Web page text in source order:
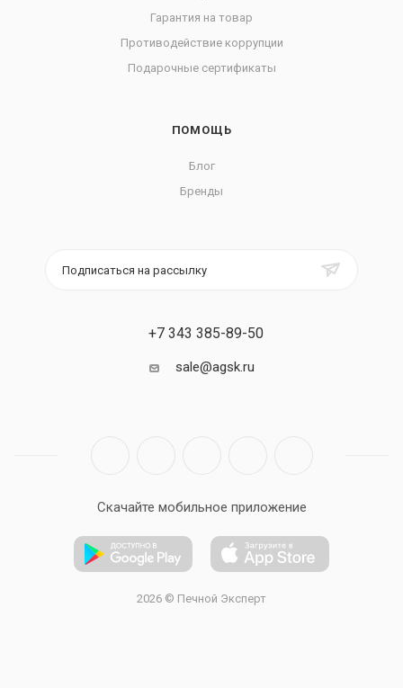
Гарантия на товар
Противодействие коррупции
Подарочные сертификаты
ПОМОЩЬ
Блог
Бренды
Подписаться на рассылку
+7 343 385-89-50
sale@agsk.ru
Скачайте мобильное приложение
2026 © Печной Эксперт